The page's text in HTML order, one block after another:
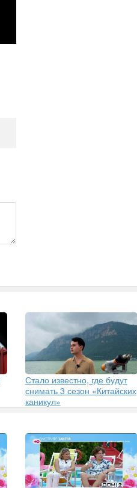
Стало известно, где будут
снимать 3 сезон «Китайских
каникул»